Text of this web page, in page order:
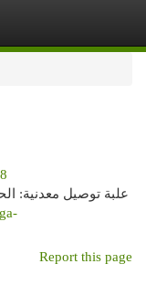
علبة توصيل معدنية:
Report this page